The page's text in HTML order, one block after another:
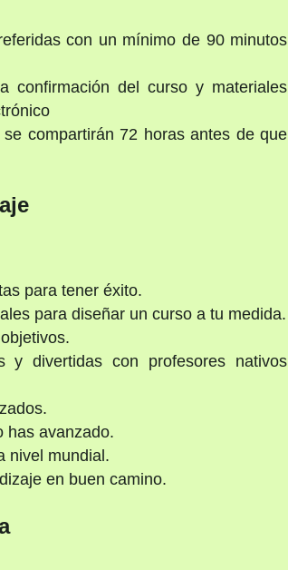
con un mínimo de 90 minutos
confirmación del curso y materiales
compartirán 72 horas antes de que
para tener éxito.
para diseñar un curso a tu medida.
y divertidas con profesores nativos
has avanzado.
nivel mundial.
en buen camino.